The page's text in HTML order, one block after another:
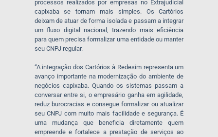
processos realizados por empresas no Extrajudicial
capixaba se tornam mais simples. Os Cartórios
deixam de atuar de forma isolada e passam a integrar
um fluxo digital nacional, trazendo mais eficiência
para quem precisa formalizar uma entidade ou manter
seu CNPJ regular.
“A integração dos Cartórios à Redesim representa um
avanço importante na modernização do ambiente de
negócios capixaba. Quando os sistemas passam a
conversar entre si, o empresário ganha em agilidade,
reduz burocracias e consegue formalizar ou atualizar
seu CNPJ com muito mais facilidade e segurança. É
uma mudança que beneficia diretamente quem
empreende e fortalece a prestação de serviços ao